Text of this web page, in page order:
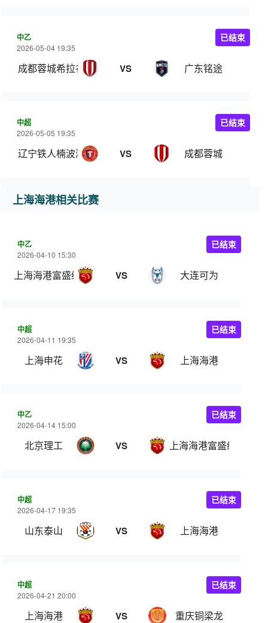
中乙
2026-05-04 19:35
成都蓉城希拉谷 VS 广东铭途
已结束
中超
2026-05-05 19:35
辽宁铁人楠波湾 VS 成都蓉城
已结束
上海海港相关比赛
中乙
2026-04-10 15:30
上海海港富盛经开 VS 大连可为
已结束
中超
2026-04-11 19:35
上海申花 VS 上海海港
已结束
中乙
2026-04-14 15:00
北京理工 VS 上海海港富盛经开
已结束
中超
2026-04-17 19:35
山东泰山 VS 上海海港
已结束
中超
2026-04-21 20:00
上海海港 VS 重庆铜梁龙
已结束